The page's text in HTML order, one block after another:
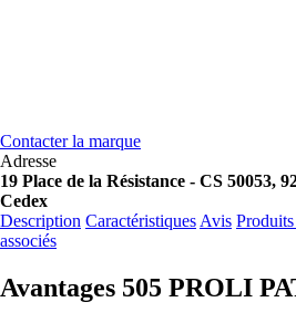
Contacter la marque
Adresse
19 Place de la Résistance - CS 50053,
Cedex
Description Caractéristiques Avis
associés
Avantages 505 PROLI